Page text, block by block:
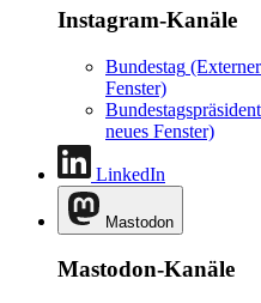
Instagram-Kanäle
Bundestag
Fenster)
neues Fenster)
LinkedIn
Mastodon
Mastodon-Kanäle